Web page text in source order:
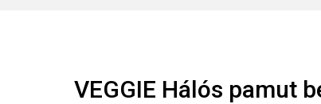
VEGGIE Hálós pamut